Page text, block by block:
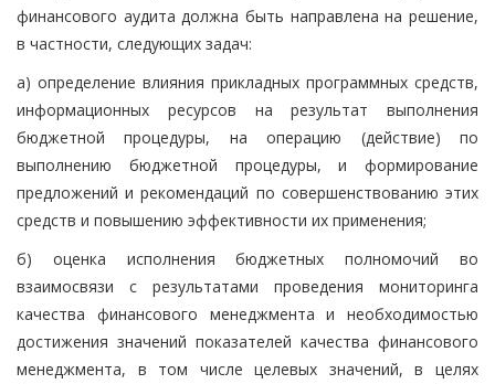
финансового аудита должна быть направлена на решение,
в частности, следующих задач:
а) определение влияния прикладных программных средств,
информационных ресурсов на результат выполнения
бюджетной процедуры, на операцию (действие) по
выполнению бюджетной процедуры, и формирование
предложений и рекомендаций по совершенствованию этих
средств и повышению эффективности их применения;
б) оценка исполнения бюджетных полномочий во
взаимосвязи с результатами проведения мониторинга
качества финансового менеджмента и необходимостью
достижения значений показателей качества финансового
менеджмента, в том числе целевых значений, в целях